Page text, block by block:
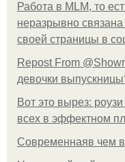
Работа в MLM, то
неразрывно связана
своей страницы в
Repost From
девочки
Вот это вырез:
всех в эффектном
Современнаяв чем